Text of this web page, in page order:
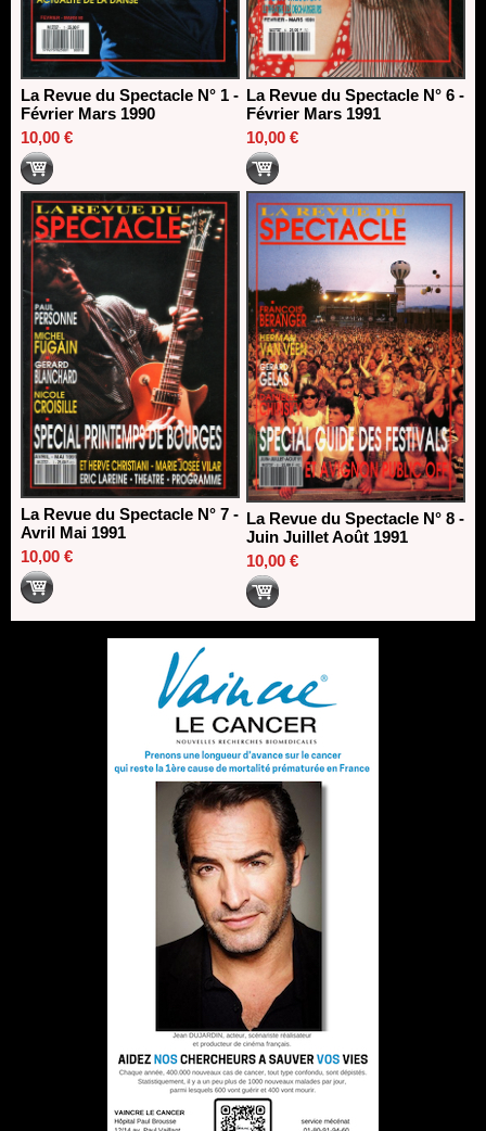
La Revue du Spectacle N° 1 -
Février Mars 1990
10,00 €
La Revue du Spectacle N° 6 -
Février Mars 1991
10,00 €
La Revue du Spectacle N° 7 -
Avril Mai 1991
10,00 €
La Revue du Spectacle N° 8 -
Juin Juillet Août 1991
10,00 €